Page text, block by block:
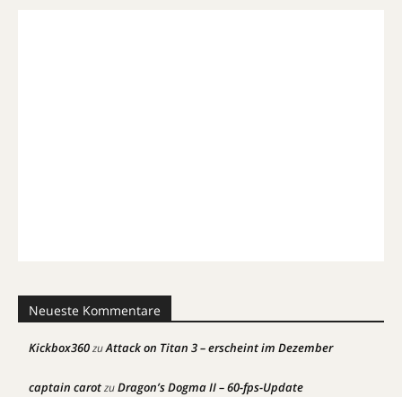
Neueste Kommentare
Kickbox360zuAttack on Titan 3 – erscheint im Dezember
captain carotzuDragon’s Dogma II – 60-fps-Update